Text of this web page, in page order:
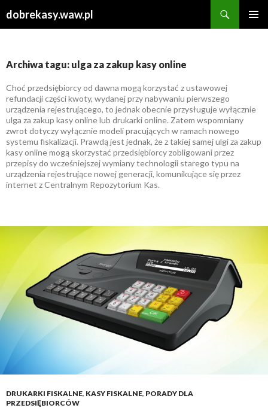
dobrekasy.waw.pl
Archiwa tagu: ulga za zakup kasy online
Choć przedsiębiorcy od dawna mogą korzystać z ustawowej
refundacji części kwoty, wydanej przy nabywaniu pierwszego
urządzenia rejestrującego, to jednak obecnie przysługuje wyłącznie
ulga za zakup kasy online lub drukarki online. Zatem wspomniany
zwrot dotyczy wyłącznie modeli pracujących w ramach nowego
systemu fiskalizacji. Prawdą jest jednak, że z takiej samej ulgi za zakup
kasy online mogą skorzystać przedsiębiorcy zobligowani przez
przepisy do wcześniejszej wymiany technologii starego typu na
urządzenia rejestrujące nowej generacji, komunikujące się przez
internet z Centralnym Repozytorium Kas.
DRUKARKI FISKALNE, KASY FISKALNE, PORADY DLA
PRZEDSIĘBIORCÓW